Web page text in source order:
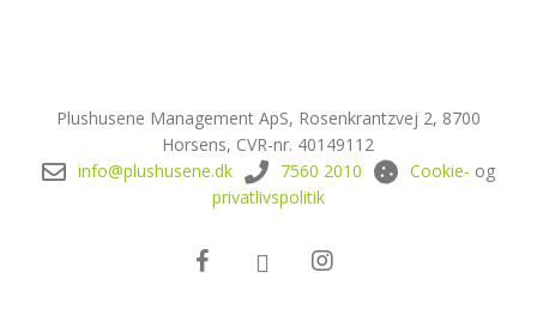
Plushusene Management ApS, Rosenkrantzvej 2, 8700
Horsens, CVR-nr. 40149112
info@plushusene.dk
7560 2010 Cookie- og
privatlivspolitik
facebooklinkedin instagram